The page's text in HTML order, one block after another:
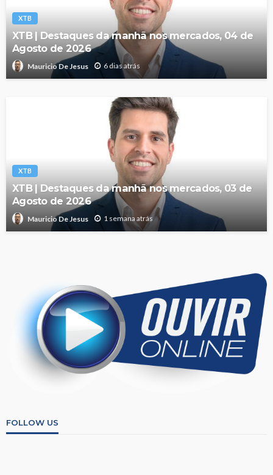
XTB
XTB | Destaques da manhã nos mercados, 04 de
Agosto de 2026
Mauricio De Jesus 6 dias atrás
XTB
XTB | Destaques da manhã nos mercados, 03 de
Agosto de 2026
Mauricio De Jesus 1 semana atrás
FOLLOW US